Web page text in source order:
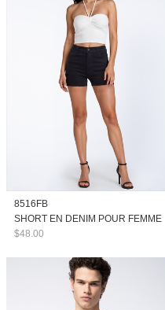
8516FB
SHORT EN DENIM POUR FEMME
$48.00